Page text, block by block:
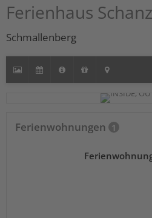
Ferienhaus
Schmallenberg
Ferienwohnungen 1